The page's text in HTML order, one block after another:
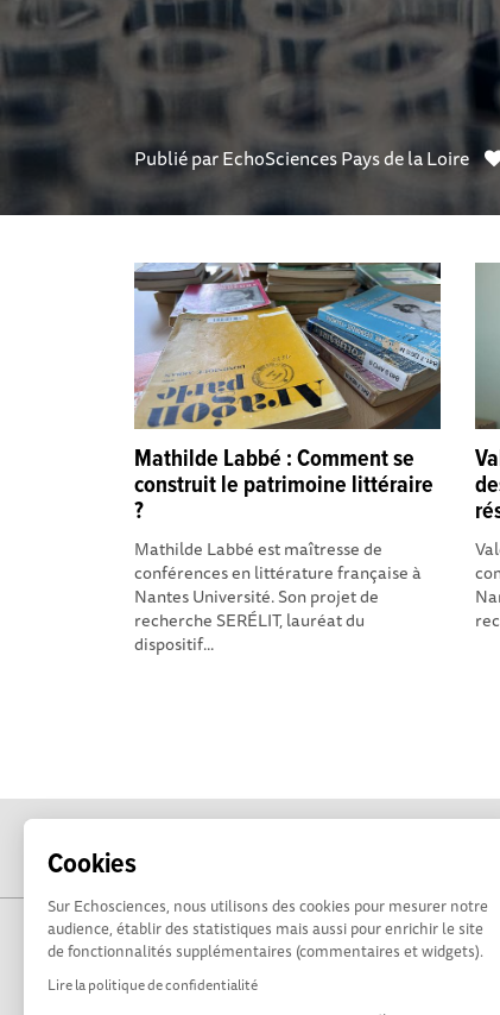
Cookies
Sur Echosciences, nous utilisons des cookies pour mesurer notre
audience, établir des statistiques mais aussi pour enrichir le site
de fonctionnalités supplémentaires (commentaires et widgets).
Lire la politique de confidentialité
Publié parEchoSciences Pays de la Loire
Mathilde Labbé : Comment se
construit le patrimoine littéraire
?
Mathilde Labbé est maîtresse de
conférences en littérature française à
Nantes Université. Son projet de
recherche SERÉLIT, lauréat du
dispositif...
Propulsé par